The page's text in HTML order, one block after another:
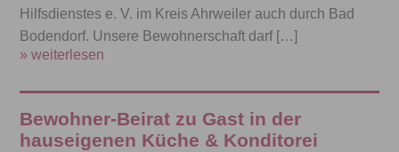
Hilfsdienstes e. V. im Kreis Ahrweiler auch durch Bad
Bodendorf. Unsere Bewohnerschaft darf […]
» weiterlesen
Bewohner-Beirat zu Gast in der
hauseigenen Küche & Konditorei